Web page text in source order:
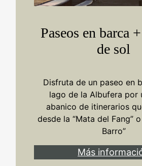
Paseos en barca
de sol
Disfruta de un paseo en
lago de la Albufera por
abanico de itinerarios
desde la “Mata del Fang”
Barro”
Más